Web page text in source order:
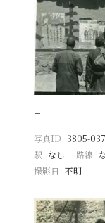
−
写真ID 3805-
駅 なし 路線
撮影日
不明